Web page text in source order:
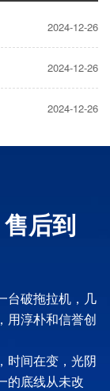
2024-12-26
2024-12-26
2024-12-26
后到
台破拖拉机，几
用淳朴和信誉创
时间在变，光阴
的底线从未改